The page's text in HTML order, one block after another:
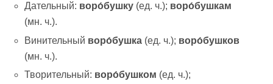
Дательный: воро́бушку (ед. ч.); воро́бушкам
(мн. ч.).
Винительный воро́бушка (ед. ч.); воро́бушков
(мн. ч.).
Творительный: воро́бушком (ед. ч.);